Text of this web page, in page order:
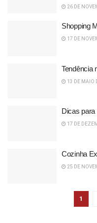
26 DE
Shopping
17 DE
Tendência
13 DE MAIO
Dicas
17 DE
Cozinha
25 DE
1